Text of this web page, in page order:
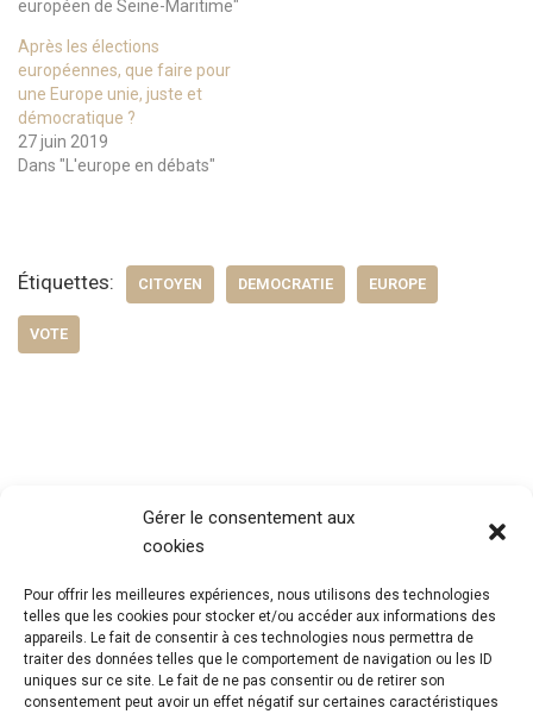
Gérer le consentement aux
cookies
Pour offrir les meilleures expériences, nous utilisons des technologies
telles que les cookies pour stocker et/ou accéder aux informations des
appareils. Le fait de consentir à ces technologies nous permettra de
traiter des données telles que le comportement de navigation ou les ID
uniques sur ce site. Le fait de ne pas consentir ou de retirer son
consentement peut avoir un effet négatif sur certaines caractéristiques
européen de Seine-Maritime"
Après les élections
européennes, que faire pour
une Europe unie, juste et
démocratique ?
27 juin 2019
Dans "L'europe en débats"
Étiquettes: CITOYEN DEMOCRATIE EUROPE
VOTE